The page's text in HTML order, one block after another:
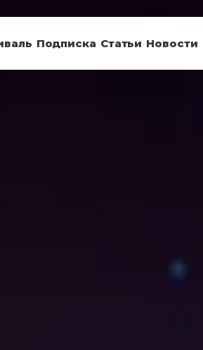
Подписка Статьи Новости